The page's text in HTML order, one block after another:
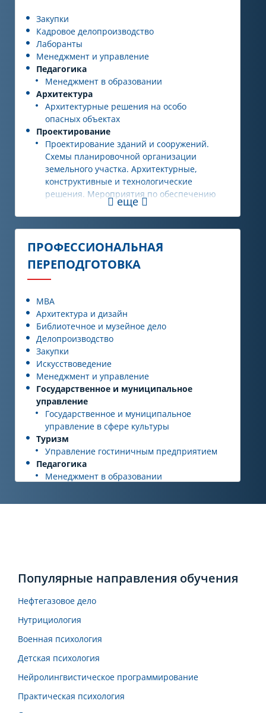
Закупки
Кадровое делопроизводство
Лаборанты
Менеджмент и управление
Педагогика
Менеджмент в образовании
Архитектура
Архитектурные решения на особо
опасных объектах
Проектирование
Проектирование зданий и сооружений.
Схемы планировочной организации
земельного участка. Архитектурные,
конструктивные и технологические
решения. Мероприятия по обеспечению
доступа маломобильных групп населения
Геодезия
Организация и управление
инженерными изысканиями
Супервайзинг при строительстве
нефтяных и газовых скважин
еще
ПРОФЕССИОНАЛЬНАЯ
ПЕРЕПОДГОТОВКА
MBA
Архитектура и дизайн
Библиотечное и музейное дело
Делопроизводство
Закупки
Искусствоведение
Менеджмент и управление
Государственное и муниципальное
управление
Государственное и муниципальное
управление в сфере культуры
Туризм
Управление гостиничным предприятием
Педагогика
Менеджмент в образовании
Строительный контроль и управление
Популярные направления обучения
Нефтегазовое дело
Нутрициология
Военная психология
Детская психология
Нейролингвистическое программирование
Практическая психология